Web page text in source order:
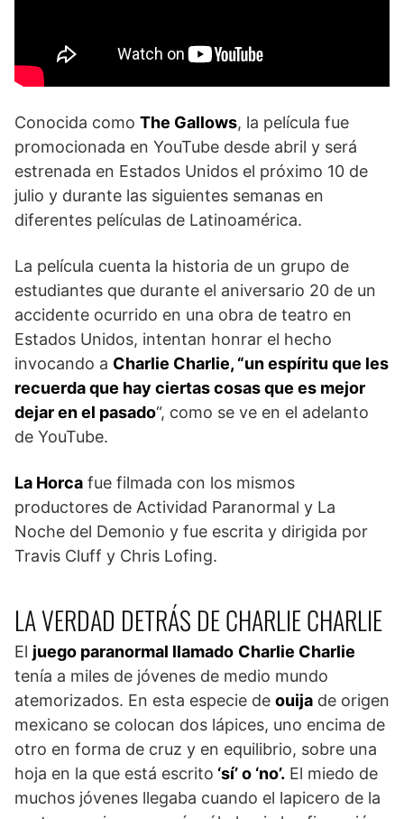
Conocida como The Gallows, la película fue
promocionada en YouTube desde abril y será
estrenada en Estados Unidos el próximo 10 de
julio y durante las siguientes semanas en
diferentes películas de Latinoamérica.
La película cuenta la historia de un grupo de
estudiantes que durante el aniversario 20 de un
accidente ocurrido en una obra de teatro en
Estados Unidos, intentan honrar el hecho
invocando a Charlie Charlie, “un espíritu que les
recuerda que hay ciertas cosas que es mejor
dejar en el pasado“, como se ve en el adelanto
de YouTube.
La Horca fue filmada con los mismos
productores de Actividad Paranormal y La
Noche del Demonio y fue escrita y dirigida por
Travis Cluff y Chris Lofing.
LA VERDAD DETRÁS DE CHARLIE CHARLIE
El juego paranormal llamado Charlie Charlie
tenía a miles de jóvenes de medio mundo
atemorizados. En esta especie de ouija de origen
mexicano se colocan dos lápices, uno encima de
otro en forma de cruz y en equilibrio, sobre una
hoja en la que está escrito ‘sí’ o ‘no’. El miedo de
muchos jóvenes llegaba cuando el lapicero de la